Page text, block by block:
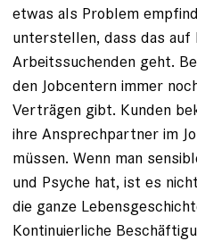
etwas als Problem
unterstellen, dass das auf
Arbeitssuchenden geht.
den Jobcentern immer
Verträgen gibt. Kunden
ihre Ansprechpartner im
müssen. Wenn man
und Psyche hat, ist es
die ganze
Kontinuierliche